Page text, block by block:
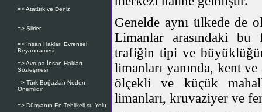
=> Atatürk ve Deniz
=> Şiirler
=> İnsan Hakları Evrensel
Beyannamesi
=> Avrupa İnsan Hakları
Sözleşmesi
=> Türk Boğazları Neden
Önemlidir
=> Dünyanın En Tehlikeli su Yolu
Genelde aynı ülkede de
Limanlar arasındaki bu
trafiğin tipi ve
limanları yanında, kent
ölçekli ve küçük
limanları, kruvaziyer ve